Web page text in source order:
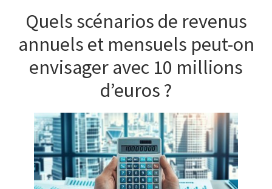
Quels scénarios de revenus
annuels et mensuels peut-on
envisager avec 10 millions
d’euros ?